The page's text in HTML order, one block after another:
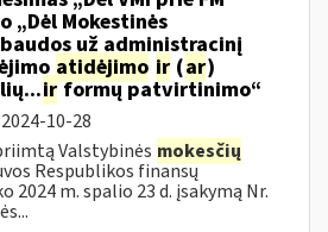
„Dėl Mokestinės
už administracinį
atidėjimo ir (ar)
irformų patvirtinimo“
2024-10-28
Valstybinės mokesčių
Respublikos finansų
m. spalio 23 d. įsakymą Nr.